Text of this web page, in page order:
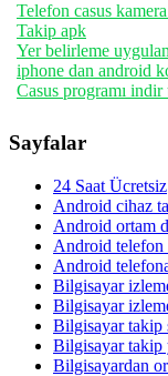
Telefon casus
Takip apk
Yer belirleme
iphone dan android
Casus programı indir
Sayfalar
24 Saat Ücretsiz
Android cihaz
Android ortam
Android telefon
Android
Bilgisayar
Bilgisayar
Bilgisayar takip
Bilgisayar takip
Bilgisayardan